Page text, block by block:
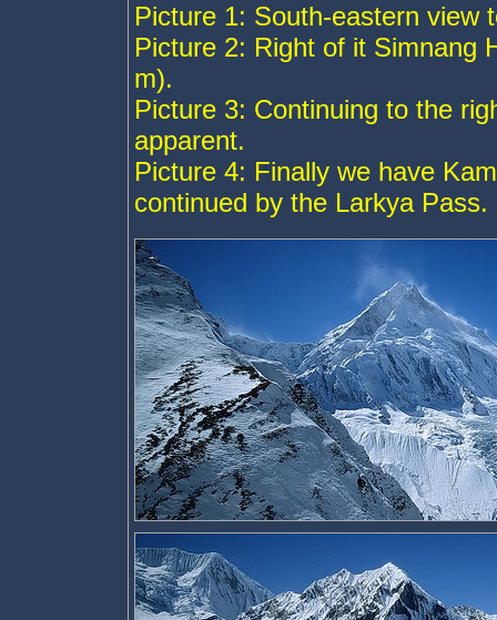
Picture 1: South-eastern view
Picture 2: Right of it Simnang
m).
Picture 3: Continuing to the
apparent.
Picture 4: Finally we have
continued by the Larkya Pass.